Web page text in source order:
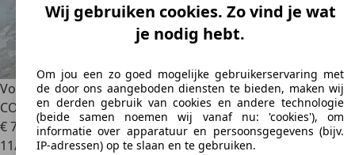
Volkswagen Golf 1.0 TSI Highline R-LINE ACC ECC TOP
CONDITIE NAP A
€ 7.995
11/2017
Wij gebruiken cookies. Zo vind je wat
je nodig hebt.
Om jou een zo goed mogelijke gebruikerservaring met
de door ons aangeboden diensten te bieden, maken wij
en derden gebruik van cookies en andere technologie
(beide samen noemen wij vanaf nu: 'cookies'), om
informatie over apparatuur en persoonsgegevens (bijv.
IP-adressen) op te slaan en te gebruiken.